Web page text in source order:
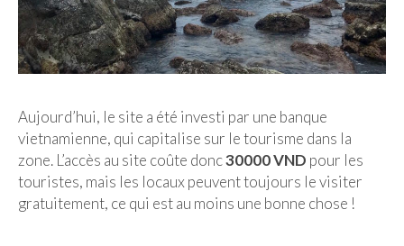
Aujourd’hui, le site a été investi par une banque
vietnamienne, qui capitalise sur le tourisme dans la
zone. L’accès au site coûte donc30000 VND pour les
touristes, mais les locaux peuvent toujours le visiter
gratuitement, ce qui est au moins une bonne chose !